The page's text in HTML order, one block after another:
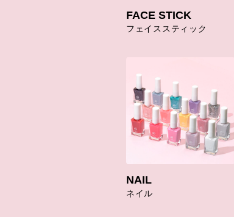
FACE STICK
フェイススティック
NAIL
ネイル